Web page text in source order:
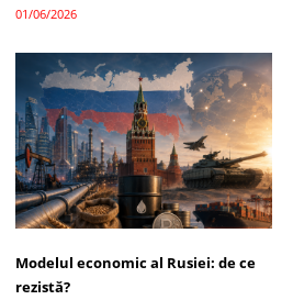
01/06/2026
Modelul economic al Rusiei: de ce
rezistă?